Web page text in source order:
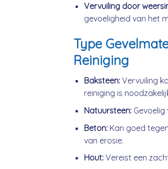
Vervuiling door
gevoeligheid van het
Type
Reiniging
Baksteen:Vervuiling
reiniging is
Natuursteen:Gevoelig
Beton:Kan goed
van erosie.
Hout:Vereist een